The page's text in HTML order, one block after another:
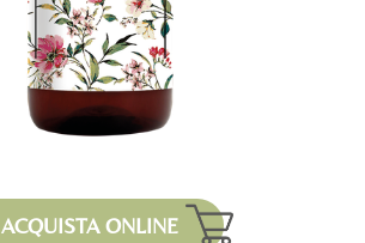
ACQUISTA ONLINE